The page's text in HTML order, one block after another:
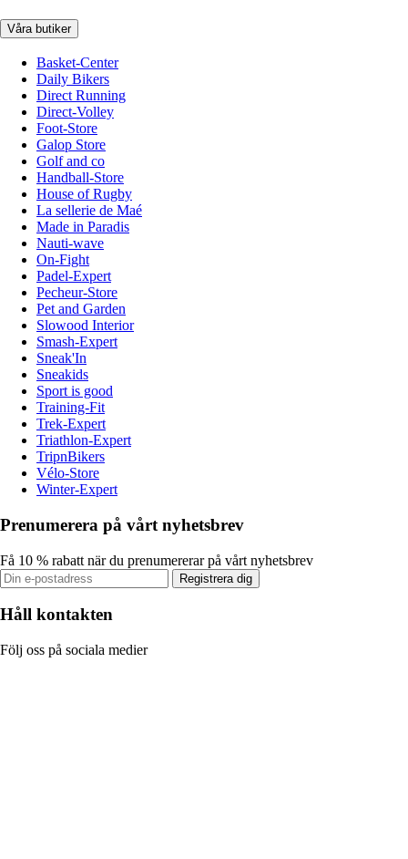
Våra butiker
Basket-Center
Daily Bikers
Direct Running
Direct-Volley
Foot-Store
Galop Store
Golf and co
Handball-Store
House of Rugby
La sellerie de Maé
Made in Paradis
Nauti-wave
On-Fight
Padel-Expert
Pecheur-Store
Pet and Garden
Slowood Interior
Smash-Expert
Sneak'In
Sneakids
Sport is good
Training-Fit
Trek-Expert
Triathlon-Expert
TripnBikers
Vélo-Store
Winter-Expert
Prenumerera på vårt nyhetsbrev
Få 10 % rabatt när du prenumererar på vårt nyhetsbrev
Registrera dig
Håll kontakten
Följ oss på sociala medier